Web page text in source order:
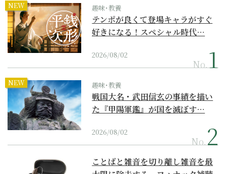
NEW 趣味･教養
テンポが良くて登場キャラがすぐ
好きになる！スペシャル時代…
2026/08/02
No.
NEW 趣味･教養
戦国大名・武田信玄の事績を描い
た『甲陽軍鑑』が国を滅ぼす…
2026/08/02
No.
ことばと雑音を切り離し雑音を最